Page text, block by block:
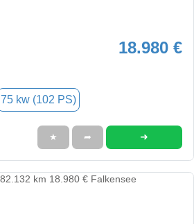
18.980 €
75 kw (102 PS)
★ ➦ ➜